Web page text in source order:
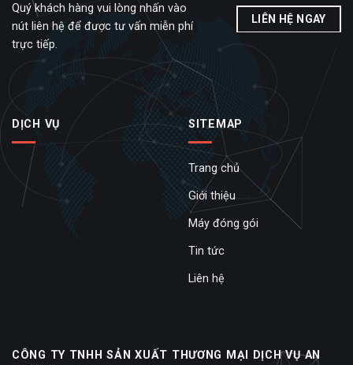
Quý khách hàng vui lòng nhấn vào
nút liên hệ để được tư vấn miễn phí
trực tiếp.
LIÊN HỆ NGAY
DỊCH VỤ SITEMAP
Trang chủ
Giới thiệu
Máy đóng gói
Tin tức
Liên hệ
CÔNG TY TNHH SẢN XUẤT THƯƠNG MẠI DỊCH VỤ AN